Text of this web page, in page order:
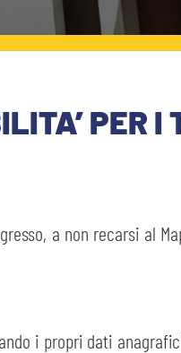
PER I
a non recarsi al
i propri dati